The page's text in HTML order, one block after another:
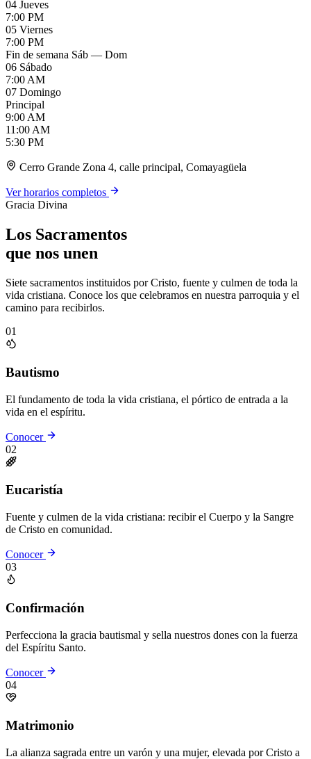
04 Jueves
7:00 PM
05 Viernes
7:00 PM
Fin de semana Sáb — Dom
06 Sábado
7:00AM
07 Domingo
Principal
9:00AM
11:00AM
5:30 PM
Cerro Grande Zona 4, calle principal, Comayagüela
Ver horarios completos
Gracia Divina
Los Sacramentos
que nos unen
Siete sacramentos instituidos por Cristo, fuente y culmen de toda la
vida cristiana. Conoce los que celebramos en nuestra parroquia y el
camino para recibirlos.
01
Bautismo
El fundamento de toda la vida cristiana, el pórtico de entrada a la
vida en el espíritu.
Conocer
02
Eucaristía
Fuente y culmen de la vida cristiana: recibir el Cuerpo y la Sangre
de Cristo en comunidad.
Conocer
03
Confirmación
Perfecciona la gracia bautismal y sella nuestros dones con la fuerza
del Espíritu Santo.
Conocer
04
Matrimonio
La alianza sagrada entre un varón y una mujer, elevada por Cristo a